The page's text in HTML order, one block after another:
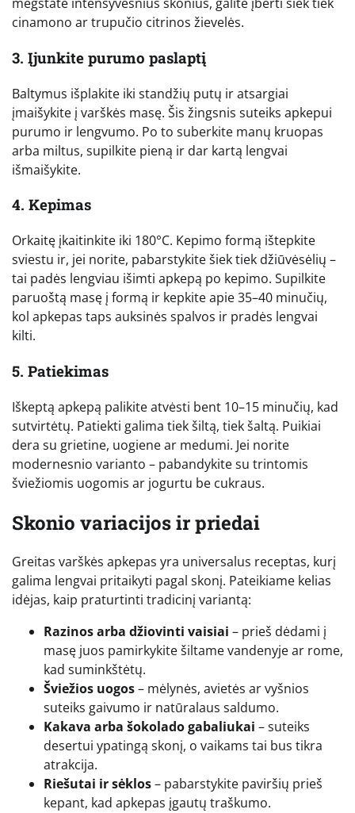
cinamono ar trupučio citrinos žievelės.
3. Įjunkite purumo paslaptį
Baltymus išplakite iki standžių putų ir atsargiai
įmaišykite į varškės masę. Šis žingsnis suteiks apkepui
purumo ir lengvumo. Po to suberkite manų kruopas
arba miltus, supilkite pieną ir dar kartą lengvai
išmaišykite.
4. Kepimas
Orkaitę įkaitinkite iki 180°C. Kepimo formą ištepkite
sviestu ir, jei norite, pabarstykite šiek tiek džiūvėsėlių –
tai padės lengviau išimti apkepą po kepimo. Supilkite
paruoštą masę į formą ir kepkite apie 35–40 minučių,
kol apkepas taps auksinės spalvos ir pradės lengvai
kilti.
5. Patiekimas
Iškeptą apkepą palikite atvėsti bent 10–15 minučių, kad
sutvirtėtų. Patiekti galima tiek šiltą, tiek šaltą. Puikiai
dera su grietine, uogiene ar medumi. Jei norite
modernesnio varianto – pabandykite su trintomis
šviežiomis uogomis ar jogurtu be cukraus.
Skonio variacijos ir priedai
Greitas varškės apkepas yra universalus receptas, kurį
galima lengvai pritaikyti pagal skonį. Pateikiame kelias
idėjas, kaip praturtinti tradicinį variantą:
Razinos arba džiovinti vaisiai – prieš dėdami į
masę juos pamirkykite šiltame vandenyje ar rome,
kad suminkštėtų.
Šviežios uogos– mėlynės, avietės ar vyšnios
suteiks gaivumo ir natūralaus saldumo.
Kakava arba šokolado gabaliukai – suteiks
desertui ypatingą skonį, o vaikams tai bus tikra
atrakcija.
Riešutai ir sėklos– pabarstykite paviršių prieš
kepant, kad apkepas įgautų traškumo.